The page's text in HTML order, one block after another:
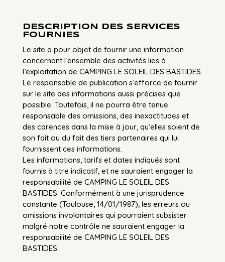
DESCRIPTION DES SERVICES
FOURNIES
Le site a pour objet de fournir une information
concernant l’ensemble des activités lies à
l’exploitation de CAMPING LE SOLEIL DES BASTIDES.
Le responsable de publication s’efforce de fournir
sur le site des informations aussi précises que
possible. Toutefois, il ne pourra être tenue
responsable des omissions, des inexactitudes et
des carences dans la mise à jour, qu’elles soient de
son fait ou du fait des tiers partenaires qui lui
fournissent ces informations.
Les informations, tarifs et dates indiqués sont
fournis à titre indicatif, et ne sauraient engager la
responsabilité de CAMPING LE SOLEIL DES
BASTIDES. Conformément à une jurisprudence
constante (Toulouse, 14/01/1987), les erreurs ou
omissions involontaires qui pourraient subsister
malgré notre contrôle ne sauraient engager la
responsabilité de CAMPING LE SOLEIL DES
BASTIDES.